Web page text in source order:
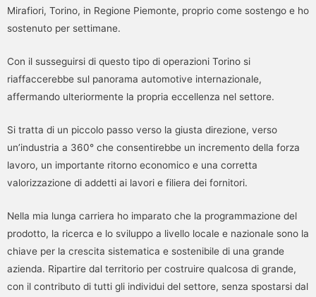
Mirafiori, Torino, in Regione Piemonte, proprio come sostengo e ho
sostenuto per settimane.
Con il susseguirsi di questo tipo di operazioni Torino si
riaffaccerebbe sul panorama automotive internazionale,
affermando ulteriormente la propria eccellenza nel settore.
Si tratta di un piccolo passo verso la giusta direzione, verso
un’industria a 360° che consentirebbe un incremento della forza
lavoro, un importante ritorno economico e una corretta
valorizzazione di addetti ai lavori e filiera dei fornitori.
Nella mia lunga carriera ho imparato che la programmazione del
prodotto, la ricerca e lo sviluppo a livello locale e nazionale sono la
chiave per la crescita sistematica e sostenibile di una grande
azienda. Ripartire dal territorio per costruire qualcosa di grande,
con il contributo di tutti gli individui del settore, senza spostarsi dal